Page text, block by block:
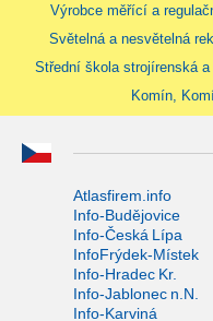
Výrobce měřící a
Světelná a nesvětelná
Střední škola strojírenská
Komín,
Atlasfirem.info
Info-Budějovice
Info-Česká Lípa
InfoFrýdek-Místek
Info-Hradec Kr.
Info-Jablonec n.N.
Info-Karviná